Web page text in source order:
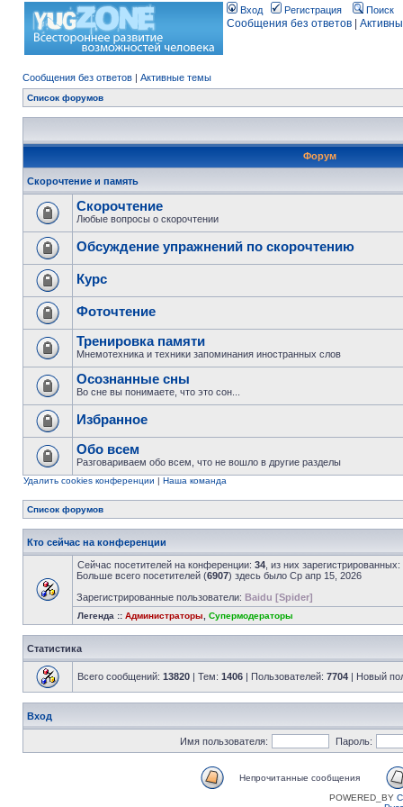
Вход Регистрация Поиск
Сообщения без ответов
Сообщения без ответов | Активные темы
Список форумов
Форум
Скорочтение и память
Скорочтение
Любые вопросы о скорочтении
Обсуждение упражнений по скорочтению
Курс
Фоточтение
Тренировка памяти
Мнемотехника и техники запоминания иностранных слов
Осознанные сны
Во сне вы понимаете, что это сон...
Избранное
Обо всем
Разговариваем обо всем, что не вошло в другие разделы
Удалить cookies конференции | Наша команда
Список форумов
Кто сейчас на конференции
Сейчас посетителей на конференции: 34 , из них
Больше всего посетителей (6907) здесь было Ср апр 15, 2026
Зарегистрированные пользователи: Baidu [Spider]
Легенда :: Администраторы Супермодераторы
Статистика
Всего сообщений: 13820 | Тем: 1406 | Пользователей: 7704 | Новый
Вход
Имя пользователя: Пароль:
Непрочитанные сообщения
POWERED_BY